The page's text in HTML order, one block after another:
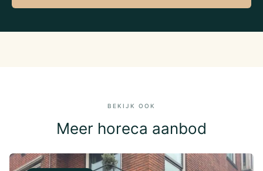
BEKIJK OOK
Meer horeca aanbod